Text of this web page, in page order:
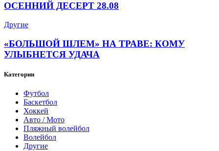
ОСЕННИЙ ДЕСЕРТ 28.08
Другие
«БОЛЬШОЙ ШЛЕМ» НА ТРАВЕ: КОМУ
УЛЫБНЕТСЯ УДАЧА
Категории
Футбол
Баскетбол
Хоккей
Авто / Мото
Пляжный волейбол
Волейбол
Другие